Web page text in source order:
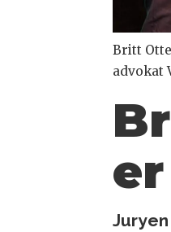
Britt
advokat